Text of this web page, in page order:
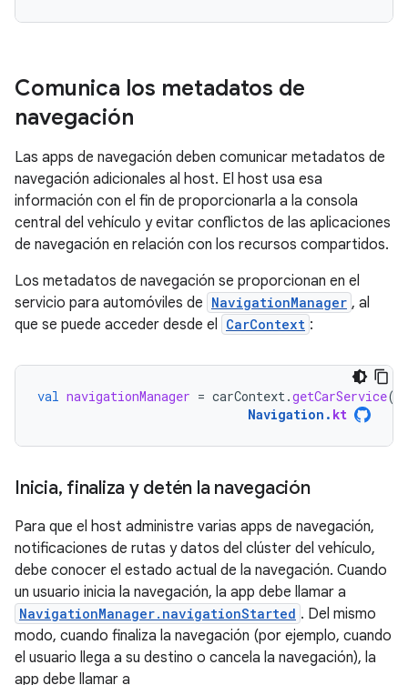
Comunica los metadatos de
navegación
Las apps de navegación deben comunicar metadatos de
navegación adicionales al host. El host usa esa
información con el fin de proporcionarla a la consola
central del vehículo y evitar conflictos de las aplicaciones
de navegación en relación con los recursos compartidos.
Los metadatos de navegación se proporcionan en el
servicio para automóviles de NavigationManager , al
que se puede acceder desde el CarContext :
val navigationManager = carContext.getCarService(
Navigation . kt
Inicia, finaliza y detén la navegación
Para que el host administre varias apps de navegación,
notificaciones de rutas y datos del clúster del vehículo,
debe conocer el estado actual de la navegación. Cuando
un usuario inicia la navegación, la app debe llamar a
NavigationManager.navigationStarted . Del mismo
modo, cuando finaliza la navegación (por ejemplo, cuando
el usuario llega a su destino o cancela la navegación), la
app debe llamar a